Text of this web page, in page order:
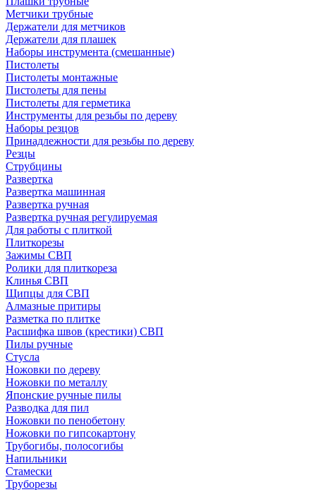
Метчики трубные
Держатели для метчиков
Держатели для плашек
Наборы инструмента (смешанные)
Пистолеты
Пистолеты монтажные
Пистолеты для пены
Пистолеты для герметика
Инструменты для резьбы по дереву
Наборы резцов
Принадлежности для резьбы по дереву
Резцы
Струбцины
Развертка
Развертка машинная
Развертка ручная
Развертка ручная регулируемая
Для работы с плиткой
Плиткорезы
Зажимы СВП
Ролики для плиткореза
Клинья СВП
Щипцы для СВП
Алмазные притиры
Разметка по плитке
Расшифка швов (крестики) СВП
Пилы ручные
Стусла
Ножовки по дереву
Ножовки по металлу
Японские ручные пилы
Разводка для пил
Ножовки по пенобетону
Ножовки по гипсокартону
Трубогибы, полосогибы
Напильники
Стамески
Труборезы